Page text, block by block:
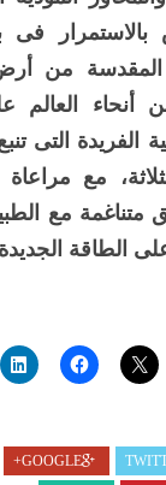
فى
المقدسة من
أنحاء العالم
الفريدة التى
مع
مع
الطاقة
GOOGLE+